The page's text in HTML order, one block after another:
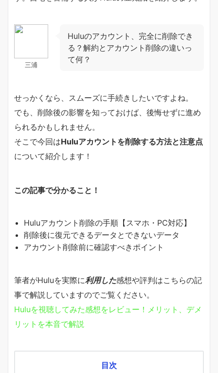
三浦
Huluのアカウント、完全に削除でき
る？解約とアカウント削除の違いっ
て何？
せっかくなら、スムーズに手続きしたいですよね。
でも、削除後の影響を知っておけば、後悔せずに進め
られるかもしれません。
そこで今回はHuluアカウントを削除する方法と注意点
について紹介します！
この記事で分かること！
Huluアカウント削除の手順【スマホ・PC対応】
削除後に復元できるデータとできないデータ
アカウント削除前に確認すべきポイント
筆者がHuluを実際に利用した感想や評判はこちらの記
事で解説していますのでご覧ください。
Huluを視聴してみた感想をレビュー！メリット、デメ
リットを本音で解説
目次